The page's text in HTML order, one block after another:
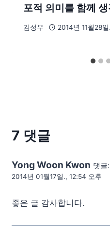
포적 의미를 함께
김성우 2014년 11월28일.
7 댓글
Yong Woon Kwon 댓글:
2014년 01월17일., 12:54 오후
좋은 글 감사합니다.